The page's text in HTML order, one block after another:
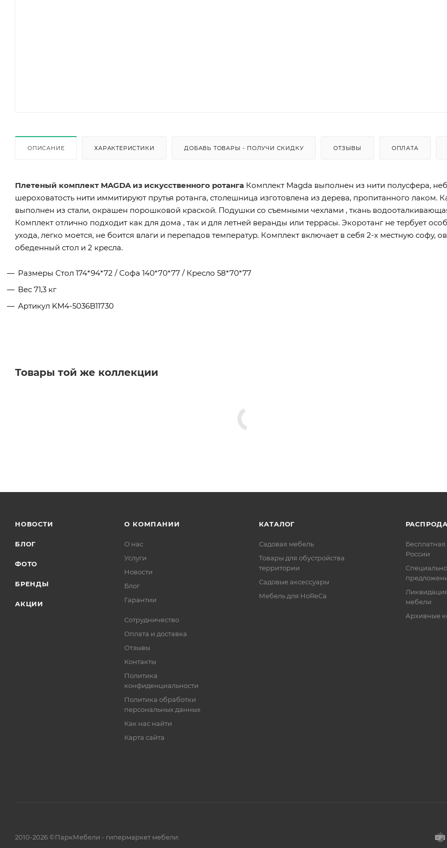
ОПИСАНИЕ ХАРАКТЕРИСТИКИ ДОБАВЬ ТОВАРЫ - ПОЛУЧИ СКИДКУ ОТЗЫВЫ ОПЛАТА
Плетеный комплект MAGDA из искусственного ротанга Комплект Magda выполнен из нити полусфера,
шероховатость нити иммитируют прутья ротанга, столешница изготовлена из дерева, пропитанного лаком.
выполнен из стали, окрашен порошковой краской. Подушки со съемными чехлами , ткань
Комплект отлично подходит как для дома , так и для летней веранды или террасы. Экоротанг не тербует
ухода, легко моется, не боится влаги и перепадов температур. Комплект включает в себя 2-х местную софу,
обеденный стол и 2 кресла.
Размеры Стол 174*94*72 / Софа 140*70*77 / Кресло 58*70*77
Вес 71,3 кг
Артикул KM4-5036B11730
Товары той же коллекции
НОВОСТИ
БЛОГ
ФОТО
БРЕНДЫ
АКЦИИ
О КОМПАНИИ
О нас
Услуги
Новости
Блог
Гарантии
Сотрудничество
Оплата и доставка
Отзывы
Контакты
Политика
конфиденциальности
Политика обработки
персональных данных
Как нас найти
Карта сайта
КАТАЛОГ
Садовая мебель
Товары для обустройства
территории
Садовые аксессуары
Мебель для HoReCa
Бесплатная
России
мебели
Архивные
2010-2026 ©ПаркМебели - гипермаркет мебели: